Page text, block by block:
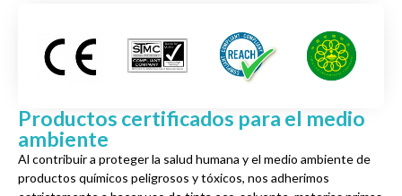
Productos certificados para el medio
ambiente
Al contribuir a proteger la salud humana y el medio ambiente de
productos químicos peligrosos y tóxicos, nos adherimos